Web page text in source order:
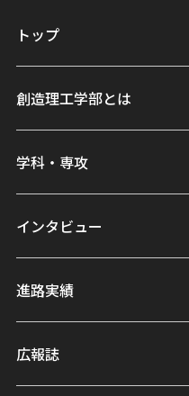
トップ
創造理工学部とは
学科・専攻
インタビュー
進路実績
広報誌